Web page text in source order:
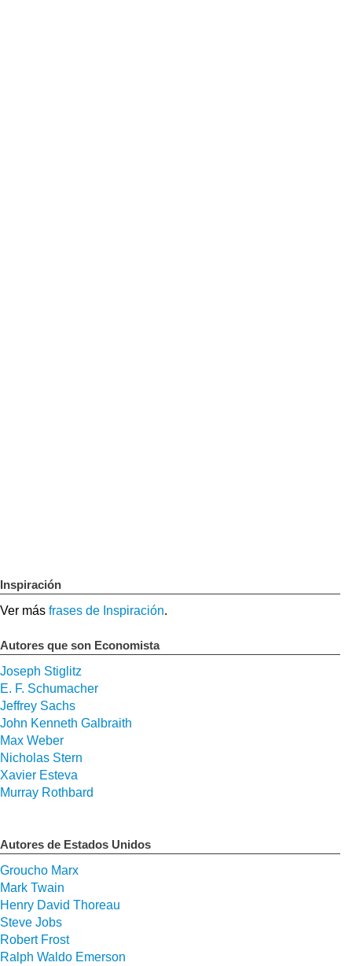
Inspiración
Ver más frases de Inspiración.
Autores que son Economista
Joseph Stiglitz
E. F. Schumacher
Jeffrey Sachs
John Kenneth Galbraith
Max Weber
Nicholas Stern
Xavier Esteva
Murray Rothbard
Autores de Estados Unidos
Groucho Marx
Mark Twain
Henry David Thoreau
Steve Jobs
Robert Frost
Ralph Waldo Emerson